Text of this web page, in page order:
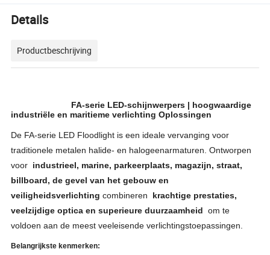
Details
Productbeschrijving
FA-serie LED-schijnwerpers | hoogwaardige
industriële en maritieme verlichting Oplossingen
De FA-serie LED Floodlight is een ideale vervanging voor
traditionele metalen halide- en halogeenarmaturen. Ontworpen
voor industrieel, marine, parkeerplaats, magazijn, straat,
billboard, de gevel van het gebouw en
veiligheidsverlichting combineren
krachtige prestaties,
veelzijdige optica en superieure duurzaamheid om te
voldoen aan de meest veeleisende verlichtingstoepassingen.
Belangrijkste kenmerken: